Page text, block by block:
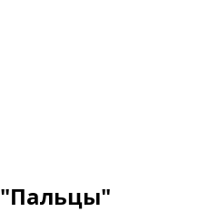
"Пальцы"